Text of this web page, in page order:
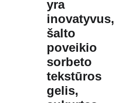
yra
inovatyvus,
šalto
poveikio
sorbeto
tekstūros
gelis,